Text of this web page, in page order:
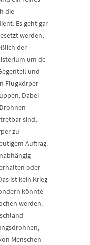
die
Es geht gar
werden,
der
um de
und
Flugkörper
Dabei
sind,
zu
Auftrag.
oder
ist kein Krieg
könnte
werden.
Menschen